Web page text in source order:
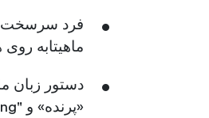
ماهیتابه
«پرنده» و "burung-burung" به معنای "پرندگان" است.